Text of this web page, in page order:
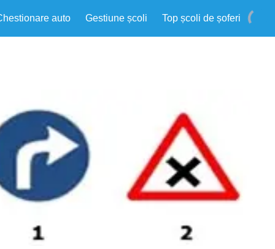
auto Gestiune școli Top școli de șoferi